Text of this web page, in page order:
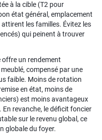
à la cible (T2 pour
état général, emplacement
les familles. Évitez les
qui peinent à trouver
offre un rendement
compensé par une
faible. Moins de rotation
en état, moins de
est moins avantageux
En revanche, le déficit foncier
sur le revenu global, ce
globale du foyer.